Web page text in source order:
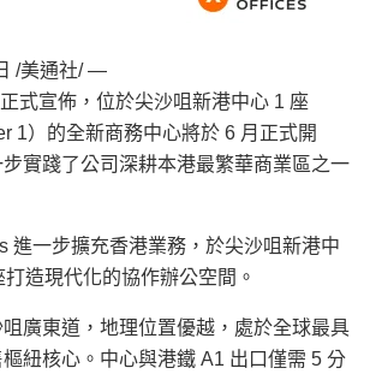
/美通社/ —
式宣佈，位於尖沙咀新港中心 1 座
1）的全新商務中心將於 6 月正式開
實踐了公司深耕本港最繁華商業區之一
進一步擴充香港業務，於尖沙咀新港中
打造現代化的協作辦公空間。
廣東道，地理位置優越，處於全球最具
紐核心。中心與港鐵 A1 出口僅需 5 分